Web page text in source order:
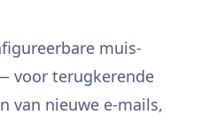
muis-
voor terugkerende
van nieuwe e-mails,